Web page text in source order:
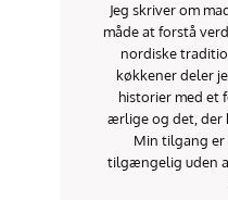
Jeg skriver om
måde at forstå
nordiske
køkkener deler
historier med et
ærlige og det, der
Min tilgang
tilgængelig uden